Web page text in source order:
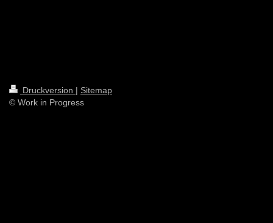
Druckversion | Sitemap
© Work in Progress